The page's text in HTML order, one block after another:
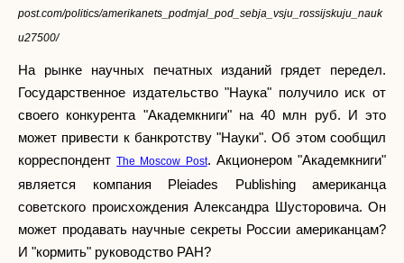
post.com/politics/amerikanets_podmjal_pod_sebja_vsju_rossijskuju_nauk
u27500/
На рынке научных печатных изданий грядет передел.
Государственное издательство "Наука" получило иск от
своего конкурента "Академкниги" на 40 млн руб. И это
может привести к банкротству "Науки". Об этом сообщил
корреспондентThe Moscow Post. Акционером "Академкниги"
является компания Pleiades Publishing американца
советского происхождения Александра Шусторовича. Он
может продавать научные секреты России американцам?
И "кормить" руководство РАН?